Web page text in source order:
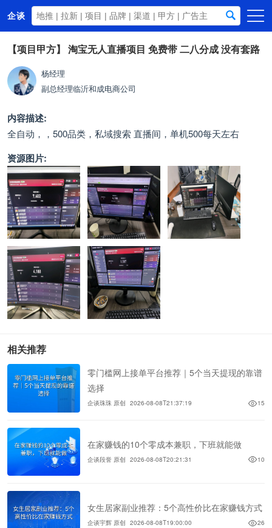
企谈
首页
商务资源
资讯动态
关于我们
【项目甲方】 淘宝无人直播项目 免费带 二八分成 没有套路
杨经理
副总经理临沂和成电商公司
内容描述:
全自动，，500品类，私域搜索 直播间，单机500每天左右
资源图片:
相关推荐
零门槛网上接单平台推荐｜5个当天提现的靠谱
选择
企谈珠珠 原创 2026-08-08T21:37:19 15
在家赚钱的10个零成本兼职，下班就能做
企谈段誉 原创 2026-08-08T20:21:31 10
女生居家副业推荐：5个高性价比在家赚钱方式
企谈宇辉 原创 2026-08-08T19:00:00 26